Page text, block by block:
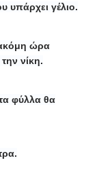
υπάρχει γέλιο.
ώρα
νίκη.
φύλλα θα